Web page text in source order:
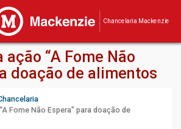
Chancelaria Mackenzie
“A Fome Não
doação de alimentos
Fome Não Espera” para doação de